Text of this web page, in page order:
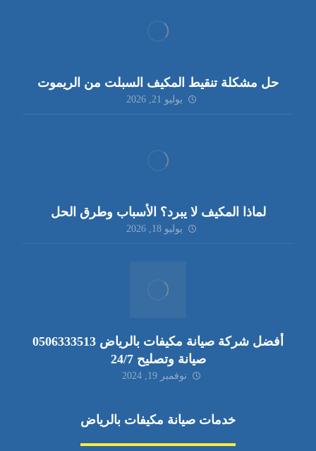
حل مشكلة تنقيط المكيف السبلت من الريموت
يوليو 21, 2026
لماذا المكيف لا يبرد؟ الأسباب وطرق الحل
يوليو 18, 2026
أفضل شركة صيانة مكيفات بالرياض 0506333513
صيانة وتصليح 24/7
نوفمبر 19, 2024
خدمات صيانة مكيفات بالرياض